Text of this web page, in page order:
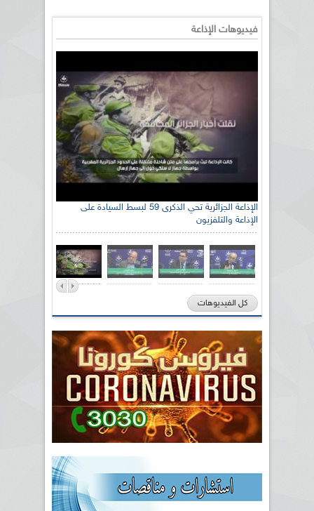
فيديوهات الإذاعة
الإذاعة الجزائرية تحي الذكرى 59 لبسط السيادة على
الإذاعة والتلفزيون
كل الفيديوهات